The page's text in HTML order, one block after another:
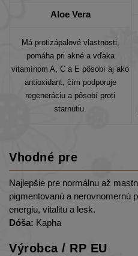
Aloe Vera
Má protizápalové vlastnosti,
pomáha pri akné a vďaka
vitamínom A, C a E pôsobí aj ako
antioxidant, čím podporuje
regeneráciu a pôsobí proti
starnutiu.
Vhodné pre
Najlepšie pre normálnu až
pigmentovanú a nerovnomernú
energiu, vitalitu a lesk.
Dóša: Kapha
Výrobca / RP EU